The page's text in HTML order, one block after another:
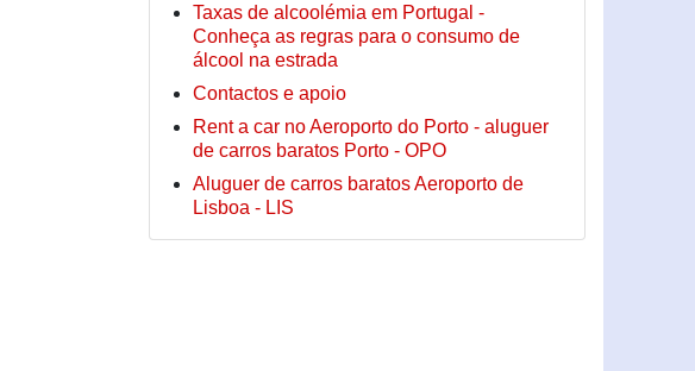
Taxas de alcoolémia em Portugal -
Conheça as regras para o consumo de
álcool na estrada
Contactos e apoio
Rent a car no Aeroporto do Porto - aluguer
de carros baratos Porto - OPO
Aluguer de carros baratos Aeroporto de
Lisboa - LIS